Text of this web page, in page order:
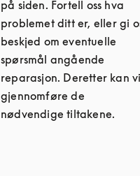
på siden. Fortell oss hva
problemet ditt er, eller gi
beskjed om eventuelle
spørsmål angående
reparasjon. Deretter kan vi
gjennomføre de
nødvendige tiltakene.